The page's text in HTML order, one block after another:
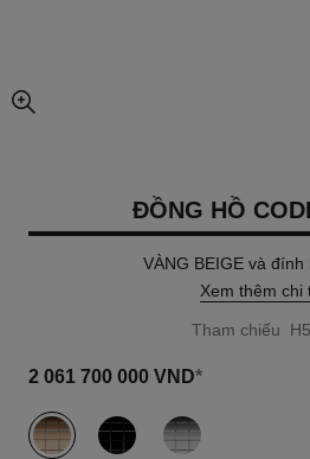
chế độ xem hình ảnh mở rộng
ĐỒNG HỒ
VÀNG BEIGE và
Xem thêm chi
Tham chiếu
2 061 700 000 VND*
khác(3)